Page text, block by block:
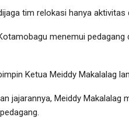
tim relokasi hanya
menemui
Ketua Meiddy Makalalag
jajarannya, Meiddy